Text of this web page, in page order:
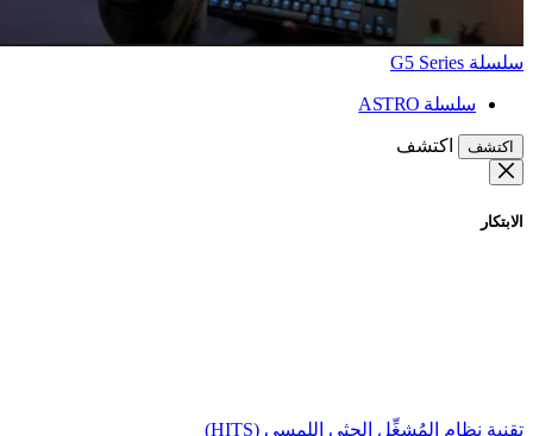
سلسلة G5 Series
سلسلة ASTRO
اكتشف اكتشف
الابتكار
تقنية نظام المُشغِّل الحثي اللمسي (HITS)